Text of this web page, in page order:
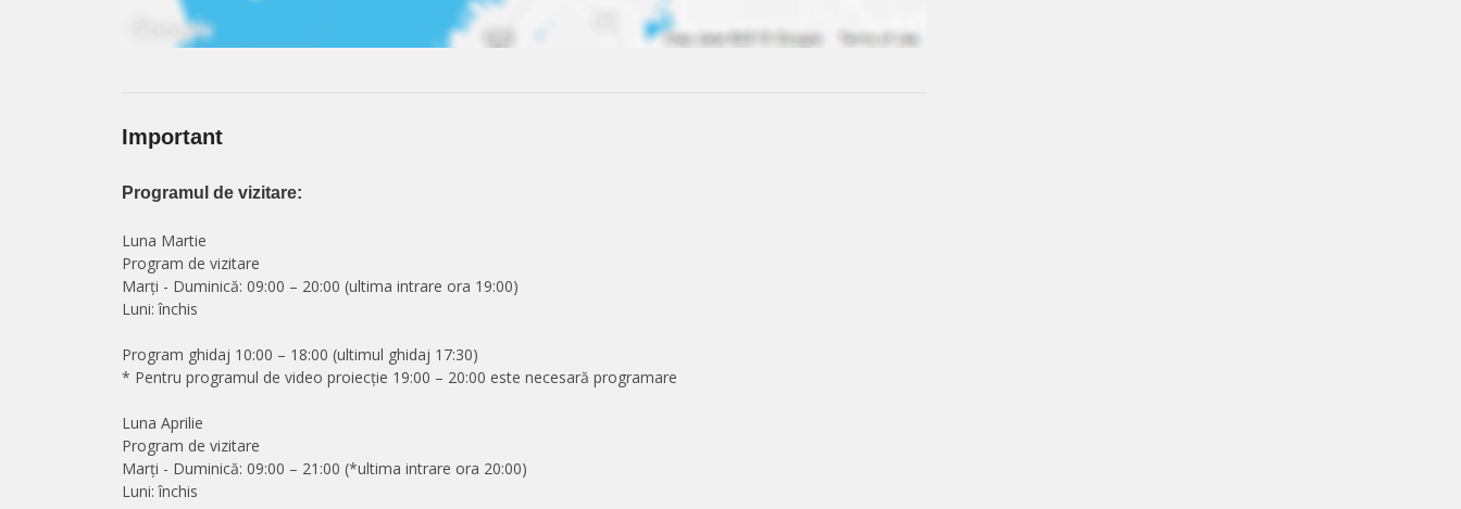
Important
Programul de vizitare:
Luna Martie
Program de vizitare
Marți - Duminică: 09:00 – 20:00 (ultima intrare ora 19:00)
Luni: închis
Program ghidaj 10:00 – 18:00 (ultimul ghidaj 17:30)
* Pentru programul de video proiecție 19:00 – 20:00 este necesară programare
Luna Aprilie
Program de vizitare
Marți - Duminică: 09:00 – 21:00 (*ultima intrare ora 20:00)
Luni: închis